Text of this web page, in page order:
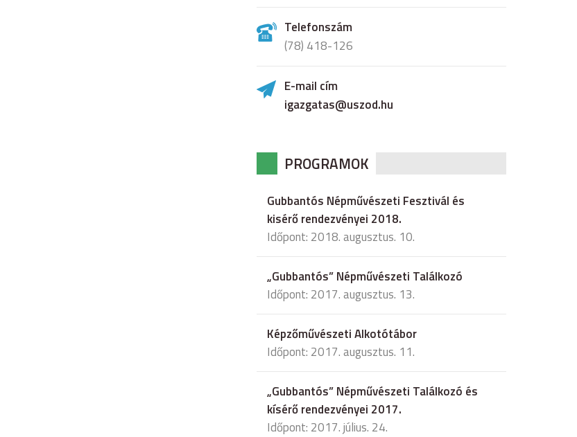
Telefonszám
(78) 418-126
E-mail cím
igazgatas@uszod.hu
PROGRAMOK
Gubbantós Népművészeti Fesztivál és
kisérő rendezvényei 2018.
Időpont: 2018. augusztus. 10.
„Gubbantós” Népművészeti Találkozó
Időpont: 2017. augusztus. 13.
Képzőművészeti Alkotótábor
Időpont: 2017. augusztus. 11.
„Gubbantós” Népművészeti Találkozó és
kísérő rendezvényei 2017.
Időpont: 2017. július. 24.